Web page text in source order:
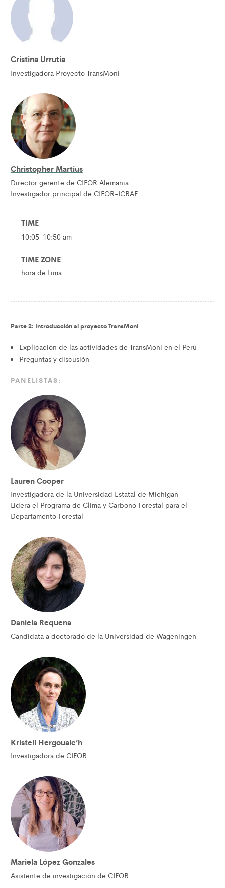
Cristina Urrutia
Investigadora Proyecto TransMoni
Christopher Martius
Director gerente de CIFOR Alemania
Investigador principal de CIFOR-ICRAF
TIME
10:05-10:50 am
TIME ZONE
hora de Lima
Parte 2: Introducción al proyecto TransMoni
Explicación de las actividades de TransMoni en el Perú
Preguntas y discusión
PANELISTAS:
Lauren Cooper
Investigadora de la Universidad Estatal de Michigan
Lidera el Programa de Clima y Carbono Forestal para el
Departamento Forestal
Daniela Requena
Candidata a doctorado de la Universidad de Wageningen
Kristell Hergoualc’h
Investigadora de CIFOR
Mariela López Gonzales
Asistente de investigación de CIFOR